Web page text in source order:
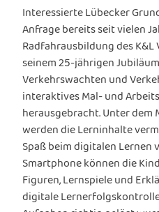
Interessierte Lübecker
Anfrage bereits seit vielen
Radfahrausbildung des K&L
seinem 25-jährigen
Verkehrswachten und
interaktives Mal- und
herausgebracht. Unter dem
werden die Lerninhalte
Spaß beim digitalen Lernen
Smartphone können die
Figuren, Lernspiele und
digitale